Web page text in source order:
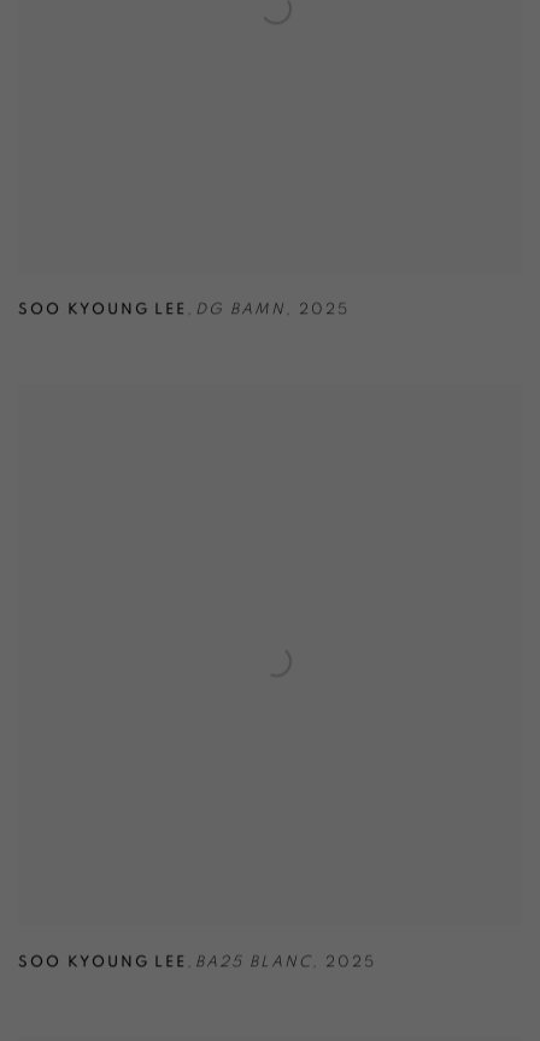
SOO KYOUNG LEE , DG BAMN , 2025
SOO KYOUNG LEE , BA25 BLANC , 2025